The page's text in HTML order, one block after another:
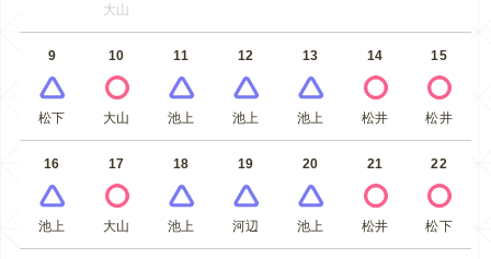
大山
9
松下
10
大山
11
池上
12
池上
13
池上
14
松井
15
松井
16
池上
17
大山
18
池上
19
河辺
20
池上
21
松井
22
松下